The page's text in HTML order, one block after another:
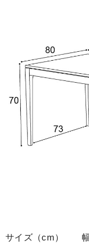
サイズ（cm）